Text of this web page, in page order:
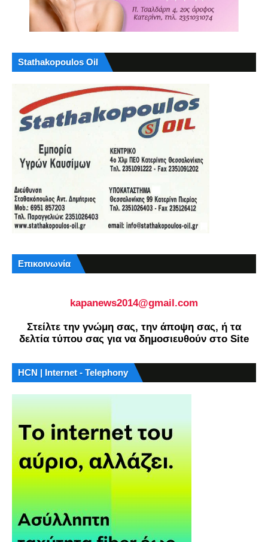
Stathakopoulos Oil
Επικοινωνία
kapanews2014@gmail.com
Στείλτε την γνώμη σας, την άποψη σας, ή τα
δελτία τύπου σας για να δημοσιευθούν στο Site
HCN | Internet - Telephony